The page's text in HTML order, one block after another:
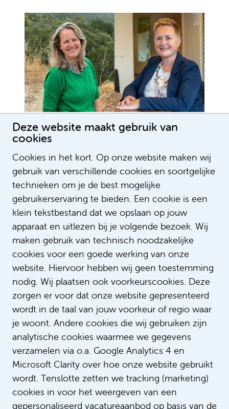
Deze website maakt gebruik van
cookies
Cookies in het kort. Op onze website maken wij
gebruik van verschillende cookies en soortgelijke
technieken om je de best mogelijke
gebruikerservaring te bieden. Een cookie is een
klein tekstbestand dat we opslaan op jouw
apparaat en uitlezen bij je volgende bezoek. Wij
maken gebruik van technisch noodzakelijke
cookies voor een goede werking van onze
website. Hiervoor hebben wij geen toestemming
nodig. Wij plaatsen ook voorkeurscookies. Deze
zorgen er voor dat onze website gepresenteerd
wordt in de taal van jouw voorkeur of regio waar
je woont. Andere cookies die wij gebruiken zijn
analytische cookies waarmee we gegevens
verzamelen via o.a. Google Analytics 4 en
Microsoft Clarity over hoe onze website gebruikt
wordt. Tenslotte zetten we tracking (marketing)
cookies in voor het weergeven van een
gepersonaliseerd vacatureaanbod op basis van de
Lees meer verhalen
Digdem combineert zorg met
haar passie voor muziek